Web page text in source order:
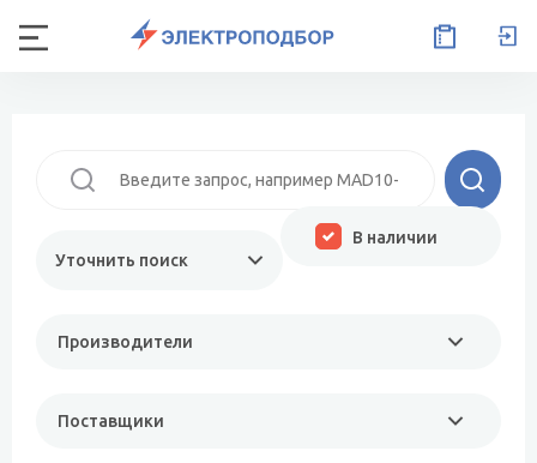
Уточнить поиск
Производители
Поставщики
В наличии